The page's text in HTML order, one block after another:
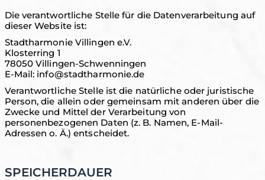
Die verantwortliche Stelle für die Datenverarbeitung auf
dieser Website ist:
Stadtharmonie Villingen e.V.
Klosterring 1
78050 Villingen-Schwenningen
E-Mail: info@stadtharmonie.de
Verantwortliche Stelle ist die natürliche oder juristische
Person, die allein oder gemeinsam mit anderen über die
Zwecke und Mittel der Verarbeitung von
personenbezogenen Daten (z. B. Namen, E-Mail-
Adressen o. Ä.) entscheidet.
SPEICHERDAUER